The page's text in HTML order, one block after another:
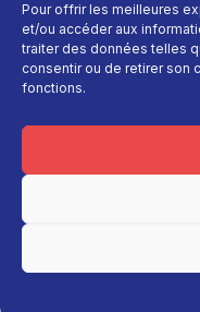
Pour offrir les meilleures
et/ou accéder aux
traiter des données telles
consentir ou de retirer son
fonctions.